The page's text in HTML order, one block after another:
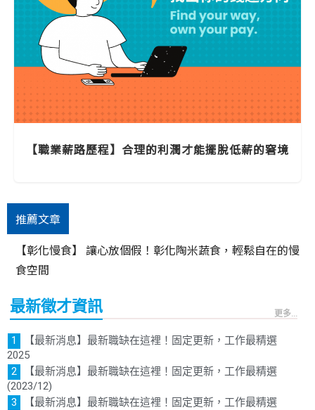
【職業薪路歷程】合理的利潤才能擺脫低薪的窘境
推薦文章
【彰化慢食】 讓心放個假！彰化陶米蔬食，輕鬆自在的慢
食空間
最新徵才資訊 更多...
【最新消息】最新職缺在這裡！固定更新，工作最精選
2025
【最新消息】最新職缺在這裡！固定更新，工作最精選
(2023/12)
【最新消息】最新職缺在這裡！固定更新，工作最精選